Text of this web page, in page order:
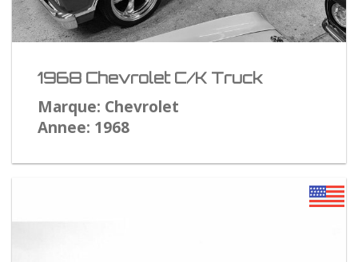
1968 Chevrolet C/K Truck
Marque: Chevrolet
Annee: 1968